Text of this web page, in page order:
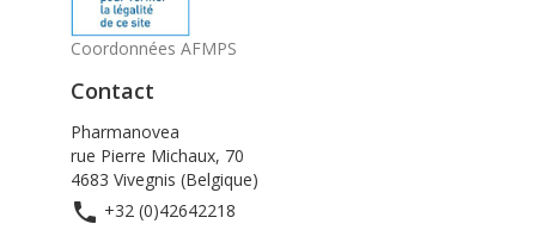
Coordonnées AFMPS
Contact
Pharmanovea
rue Pierre Michaux, 70
4683 Vivegnis (Belgique)
 +32 (0)42642218